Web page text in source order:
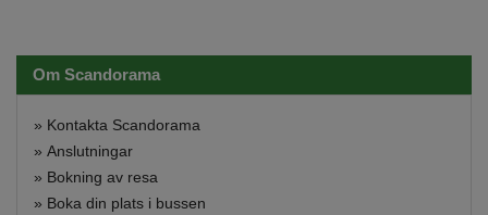
Om Scandorama
» Kontakta Scandorama
» Anslutningar
» Bokning av resa
» Boka din plats i bussen